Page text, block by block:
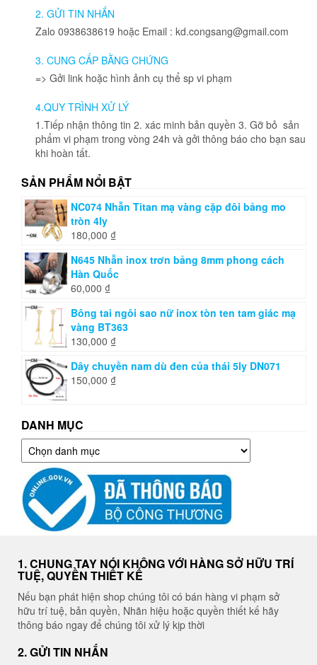
chọn
có
thể
được
chọn
trên
sản
phẩm
2. GỬI TIN NHẮN
Zalo 0938638619 hoặc Email : kd.congsang@gmail.com
3. CUNG CẤP BẰNG CHỨNG
=> Gởi link hoặc hình ảnh cụ thể sp vi phạm
4.QUY TRÌNH XỬ LÝ
1.Tiếp nhận thông tin 2. xác minh bản quyền 3. Gỡ bỏ sản
phẩm vi phạm trong vòng 24h và gởi thông báo cho bạn sau
khi hoàn tất.
SẢN PHẨM NỔI BẬT
NC074 Nhẫn Titan mạ vàng cặp đôi bảng mo
tròn 4ly
180,000 ₫
N645 Nhẫn inox trơn bảng 8mm phong cách
Hàn Quốc
60,000 ₫
Bông tai ngôi sao nữ inox tòn ten tam giác mạ
vàng BT363
130,000 ₫
Dây chuyền nam dù đen của thái 5ly DN071
150,000 ₫
DANH MỤC
Danh
mục
1. CHUNG TAY NÓI KHÔNG VỚI HÀNG SỞ HỮU TRÍ
TUỆ, QUYỀN THIẾT KẾ
Nếu bạn phát hiện shop chúng tôi có bán hàng vi phạm sở
hữu trí tuệ, bản quyền, Nhãn hiệu hoặc quyền thiết kế hãy
thông báo ngay để chúng tôi xử lý kịp thời
2. GỬI TIN NHẮN